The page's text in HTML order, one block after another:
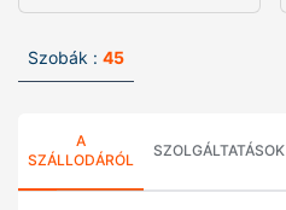
Szobák : 45
A
SZÁLLODÁRÓL
SZOLGÁLTATÁSOK